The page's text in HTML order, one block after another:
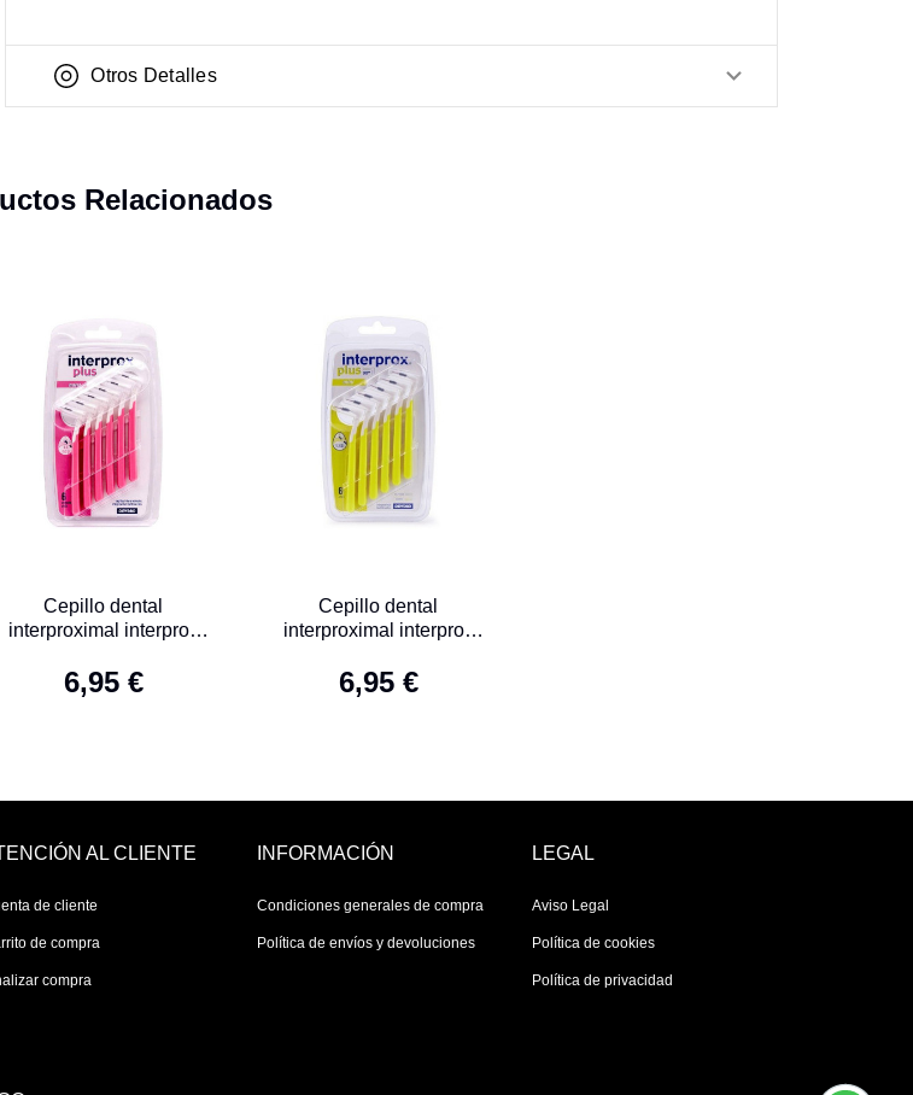
Otros Detalles
Relacionados
Cepillo dental
interproximal interprox
6,95 €
Cepillo dental
interproximal interprox
6,95 €
AL CLIENTE
de cliente
de compra
compra
INFORMACIÓN
Condiciones generales de compra
Política de envíos y devoluciones
LEGAL
Aviso Legal
Política de cookies
Política de privacidad